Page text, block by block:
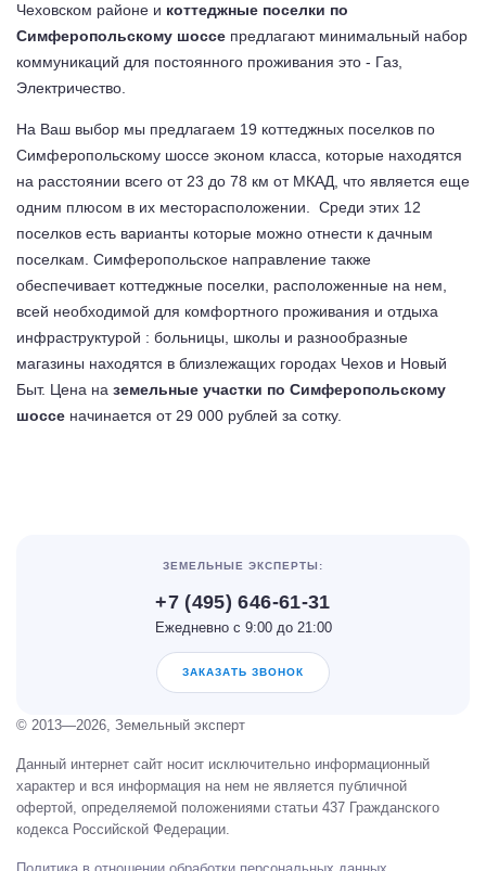
Чеховском районе и коттеджные поселки по
Симферопольскому шоссе предлагают минимальный набор
коммуникаций для постоянного проживания это - Газ,
Электричество.
На Ваш выбор мы предлагаем 19 коттеджных поселков по
Симферопольскому шоссе эконом класса, которые находятся
на расстоянии всего от 23 до 78 км от МКАД, что является еще
одним плюсом в их месторасположении. Среди этих 12
поселков есть варианты которые можно отнести к дачным
поселкам. Симферопольское направление также
обеспечивает коттеджные поселки, расположенные на нем,
всей необходимой для комфортного проживания и отдыха
инфраструктурой : больницы, школы и разнообразные
магазины находятся в близлежащих городах Чехов и Новый
Быт. Цена на земельные участки по Симферопольскому
шоссе начинается от 29 000 рублей за сотку.
© 2013—2026, Земельный эксперт
Данный интернет сайт носит исключительно информационный
характер и вся информация на нем не является публичной
офертой, определяемой положениями статьи 437 Гражданского
кодекса Российской Федерации.
ЗЕМЕЛЬНЫЕ ЭКСПЕРТЫ:
+7 (495) 646-61-31
Ежедневно с 9:00 до 21:00
ЗАКАЗАТЬ ЗВОНОК